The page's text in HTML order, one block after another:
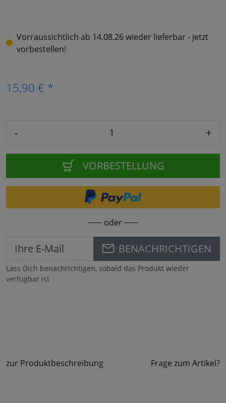
Vorraussichtlich ab 14.08.26 wieder lieferbar - jetzt
vorbestellen!
15,90 € *
- +
VORBESTELLUNG
oder
BENACHRICHTIGEN
Lass Dich benachrichtigen, sobald das Produkt wieder
verfügbar ist
zur Produktbeschreibung Frage zum Artikel?